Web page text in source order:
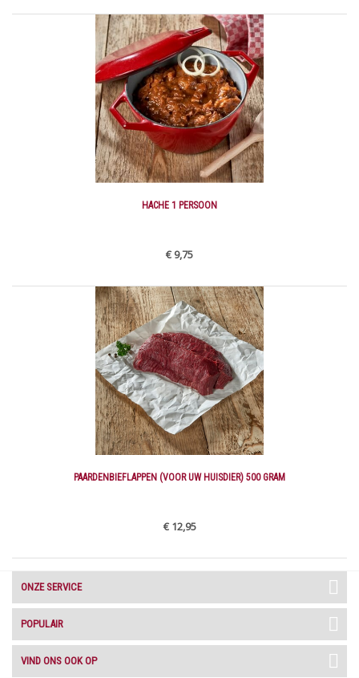
HACHE 1 PERSOON
€ 9,75
PAARDENBIEFLAPPEN (VOOR UW HUISDIER) 500 GRAM
€ 12,95
ONZE SERVICE
POPULAIR
VIND ONS OOK OP